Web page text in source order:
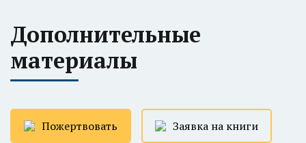
Дополнительные
материалы
Пожертвовать Заявка на книги